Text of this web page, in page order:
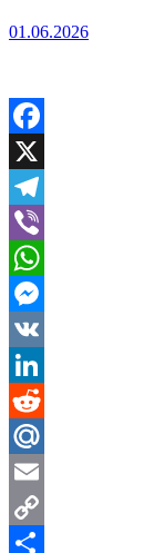
01.06.2026
Facebook
X
Telegram
Viber
WhatsApp
Messenger
VK
LinkedIn
Reddit
Mail.Ru
Email
Copy